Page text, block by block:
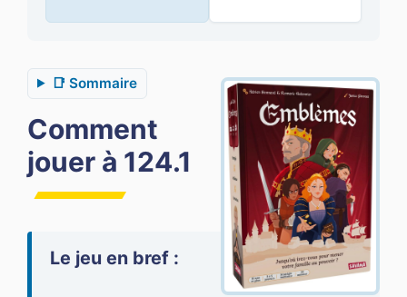
📑 Sommaire
Comment
jouer à 124.1
Le jeu en bref :